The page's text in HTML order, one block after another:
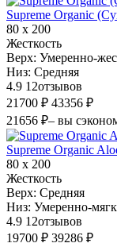
Supreme Organic
80 х 200
Жесткость
Верх: Умеренно-
Низ: Средняя
4.9 12отзывов
21700 ₽ 43356 ₽
21656 ₽– вы
Supreme Organic
80 х 200
Жесткость
Верх: Средняя
Низ: Умеренно-
4.9 12отзывов
19700 ₽ 39286 ₽